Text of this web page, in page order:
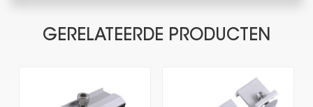
GERELATEERDE PRODUCTEN